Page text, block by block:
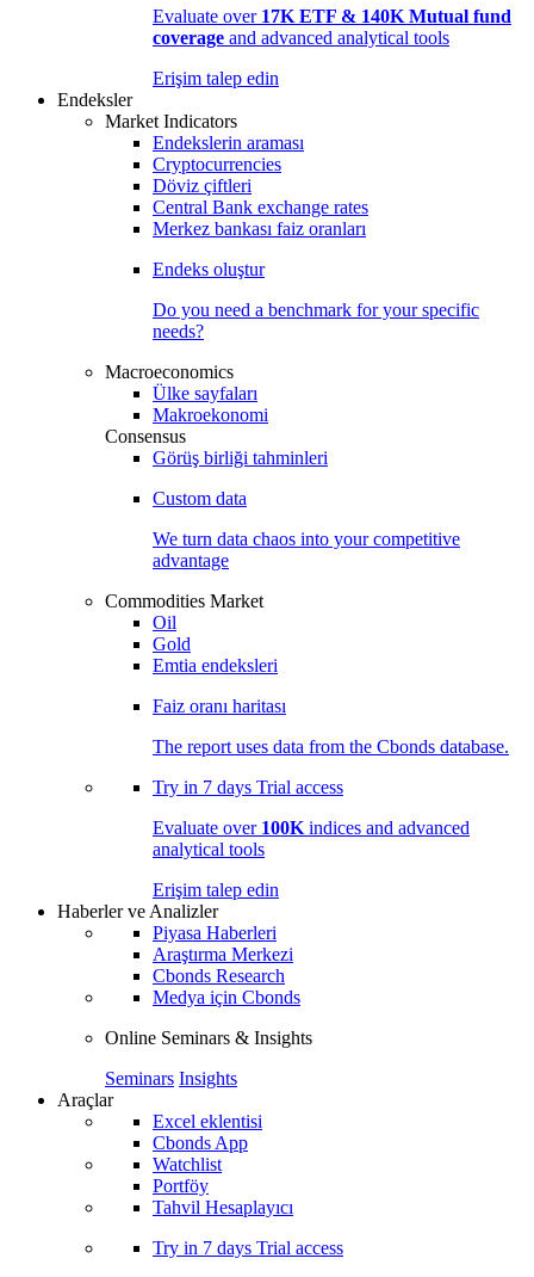
Evaluate over 17K ETF & 140K Mutual fund
coverage and advanced analytical tools
Erişim talep edin
Endeksler
Market Indicators
Endekslerin araması
Cryptocurrencies
Döviz çiftleri
Central Bank exchange rates
Merkez bankası faiz oranları
Endeks oluştur
Do you need a benchmark for your specific
needs?
Macroeconomics
Ülke sayfaları
Makroekonomi
Consensus
Görüş birliği tahminleri
Custom data
We turn data chaos into your competitive
advantage
Commodities Market
Oil
Gold
Emtia endeksleri
Faiz oranı haritası
The report uses data from the Cbonds database.
Try in 7 days Trial access
Evaluate over 100K indices and advanced
analytical tools
Erişim talep edin
Haberler ve Analizler
Piyasa Haberleri
Araştırma Merkezi
Cbonds Research
Medya için Cbonds
Online Seminars & Insights
Seminars Insights
Araçlar
Excel eklentisi
Cbonds App
Watchlist
Portföy
Tahvil Hesaplayıcı
Try in 7 days Trial access